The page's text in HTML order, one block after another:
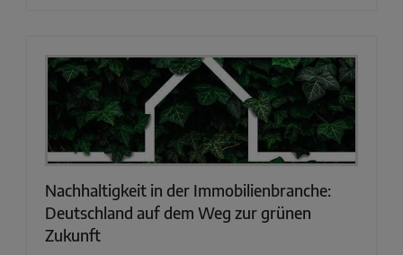
Nachhaltigkeit in der Immobilienbranche:
Deutschland auf dem Weg zur grünen
Zukunft